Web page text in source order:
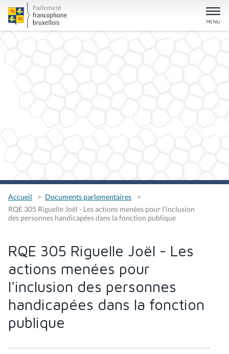
Accueil
Documents parlementaires
RQE 305 Riguelle Joël - Les actions menées pour l'inclusion
des personnes handicapées dans la fonction publique
RQE 305 Riguelle Joël - Les
actions menées pour
l'inclusion des personnes
handicapées dans la fonction
publique